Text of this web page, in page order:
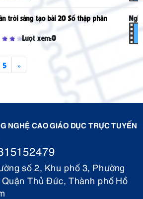
trời sáng tạo bài 20 Số thập phân
Lượt xem:0
5 »
NGHỆ CAO GIÁO DỤC TRỰC TUYẾN
số 2, Khu phố 3, Phường
Thủ Đức, Thành phố Hồ